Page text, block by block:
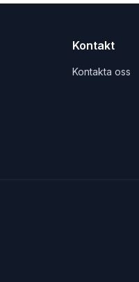
Kontakt
Kontakta oss